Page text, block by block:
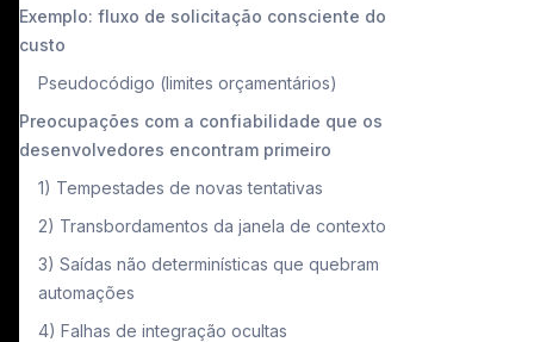
Exemplo: fluxo de solicitação consciente do
custo
Pseudocódigo (limites orçamentários)
Preocupações com a confiabilidade que os
desenvolvedores encontram primeiro
1) Tempestades de novas tentativas
2) Transbordamentos da janela de contexto
3) Saídas não determinísticas que quebram
automações
4) Falhas de integração ocultas